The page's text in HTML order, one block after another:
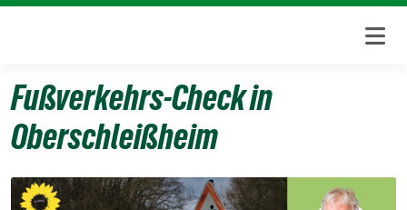
Fußverkehrs-Check in
Oberschleißheim